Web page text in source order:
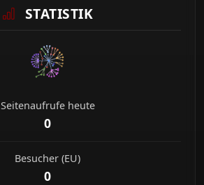
STATISTIK
Seitenaufrufe heute
0
Besucher (EU)
0